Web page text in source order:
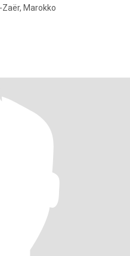
Marokko